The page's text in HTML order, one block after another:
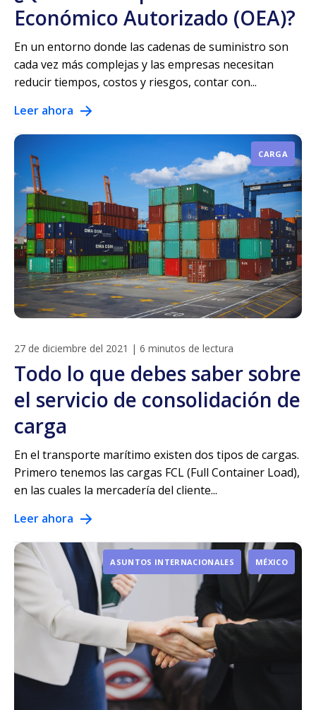
Económico Autorizado (OEA)?
En un entorno donde las cadenas de suministro son
cada vez más complejas y las empresas necesitan
reducir tiempos, costos y riesgos, contar con...
Leer ahora
CARGA
27 de diciembre del 2021 | 6 minutos de lectura
Todo lo que debes saber sobre
el servicio de consolidación de
carga
En el transporte marítimo existen dos tipos de cargas.
Primero tenemos las cargas FCL (Full Container Load),
en las cuales la mercadería del cliente...
Leer ahora
ASUNTOS INTERNACIONALES MÉXICO